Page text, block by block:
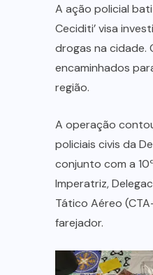
A ação policial
Ceciditi’ visa
drogas na cidade.
encaminhados
região.
A operação
policiais civis da
conjunto com a
Imperatriz,
Tático Aéreo
farejador.